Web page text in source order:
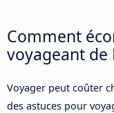
Comment
voyageant de
Voyager peut coûter
des astuces pour